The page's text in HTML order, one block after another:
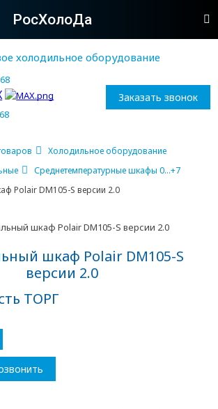
РосХолоДа
холодильное оборудование
Заказать звонок
Холодильное оборудование
Среднетемпературные шкафы 0...+7
Polair DM105-S версии 2.0
шкаф Polair DM105-S
версии 2.0
ТОРГ